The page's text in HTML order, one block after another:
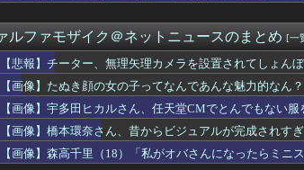
ーデを、セットで。気分で選べる「秋映えコーデSET」
態度の悪い日本の店員を黙らせる方法」8/7
顔の女の子ってなんであんな魅力的なん？ 【
作りベビーグッズを問答無用で譲渡→家族総出で騒動
生でも解ける問題に俺らおっさんが四苦八苦ｗｗｗｗ
死､主犯格の特定少年･川口侑斗被告に無期懲役判決 当
」三峡ダム「9門開放！（全力放流」中国都市「三峡沿
キリたい年頃の中学生、和彫を入れて人生終了⇒！！！
代表で感情爆発「使わないんだったら呼ぶな！」 涙
ルファモザイク＠ネットニュースのまとめ [一
【悲報】チーター、無理矢理カメラを設置されてしょん
【画像】たぬき顔の女の子ってなんであんな魅力的なん？
【画像】宇多田ヒカルさん、任天堂CMでとんでもない
【画像】橋本環奈さん、昔からビジュアルが完成されす
【画像】森高千里（18）「私がオバさんになったらミ